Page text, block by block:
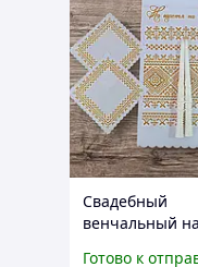
Свадебный
венчальный
Готово к